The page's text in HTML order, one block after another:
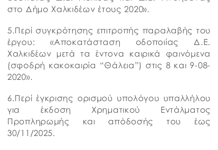
στο Δήμο Χαλκιδέων έτους 2020».
5.Περί συγκρότησης επιτροπής παραλαβής του
έργου: «Αποκατάσταση οδοποιίας Δ.Ε.
Χαλκιδέων μετά τα έντονα καιρικά φαινόμενα
(σφοδρή κακοκαιρία “Θάλεια”) στις 8 και 9-08-
2020».
6.Περί έγκρισης ορισμού υπολόγου υπαλλήλου
για έκδοση Χρηματικού Εντάλματος
Προπληρωμής και απόδοσής του έως
30/11/2025.